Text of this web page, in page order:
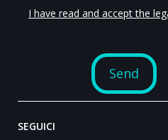
SEGUICI